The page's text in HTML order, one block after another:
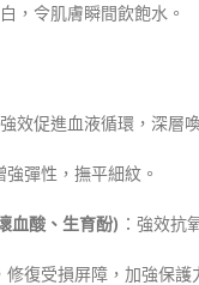
，令肌膚瞬間飲飽水。
效促進血液循環，深層
強彈性，撫平細紋。
血酸、生育酚) ：強效抗
修復受損屏障，加強保護